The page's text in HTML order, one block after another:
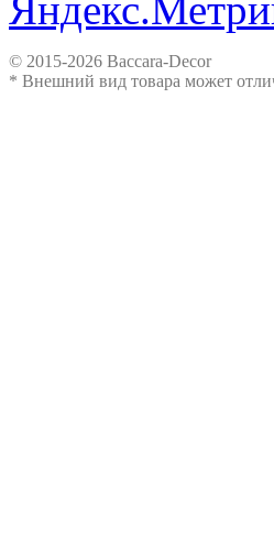
© 2015-2026 Baccara-Decor
* Внешний вид товара может